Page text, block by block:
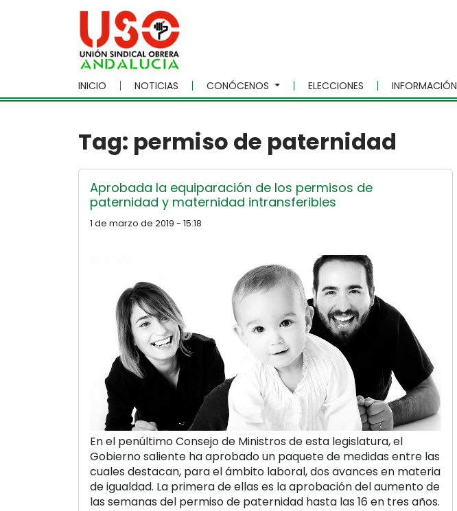
Skip to main content
INICIO NOTICIAS CONÓCENOS ELECCIONES INFORMACIÓN
Tag: permiso de paternidad
Aprobada la equiparación de los permisos de
paternidad y maternidad intransferibles
1 de marzo de 2019 - 15:18
En el penúltimo Consejo de Ministros de esta legislatura, el
Gobierno saliente ha aprobado un paquete de medidas entre las
cuales destacan, para el ámbito laboral, dos avances en materia
de igualdad. La primera de ellas es la aprobación del aumento de
las semanas del permiso de paternidad hasta las 16 en tres años.